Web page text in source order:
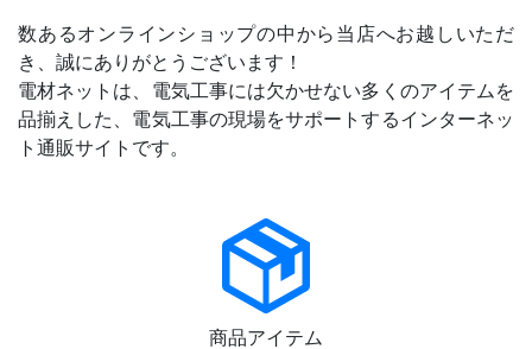
数あるオンラインショップの中から当店へお越しいただ
き、誠にありがとうございます！
電材ネットは、電気工事には欠かせない多くのアイテムを
品揃えした、電気工事の現場をサポートするインターネッ
ト通販サイトです。
商品アイテム